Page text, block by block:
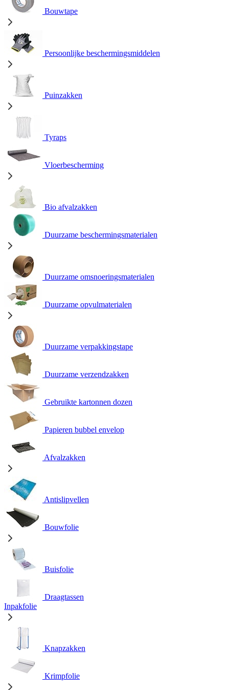
Bouwtape
Persoonlijke beschermingsmiddelen
Puinzakken
Tyraps
Vloerbescherming
Bio afvalzakken
Duurzame beschermingsmaterialen
Duurzame omsnoeringsmaterialen
Duurzame opvulmaterialen
Duurzame verpakkingstape
Duurzame verzendzakken
Gebruikte kartonnen dozen
Papieren bubbel envelop
Afvalzakken
Antislipvellen
Bouwfolie
Buisfolie
Draagtassen
Inpakfolie
Knapzakken
Krimpfolie